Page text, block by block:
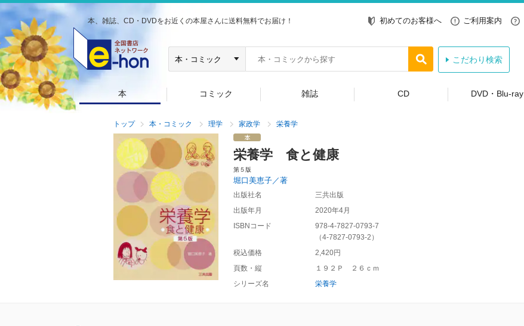
本、雑誌、CD・DVDをお近くの本屋さんに送料無料でお届け！ 初めてのお客様へ ご利用案内
こだわり検索
本 コミック 雑誌 CD DVD・Blu-ray
トップ 本・コミック 理学 家政学 栄養学
栄養学 食と健康
第５版
堀口美恵子／著
出版社名
三共出版
出版年月
2020年4月
ISBNコード
978-4-7827-0793-7
（4-7827-0793-2 ）
税込価格
2,420円
頁数・縦
１９２Ｐ ２６ｃｍ
シリーズ名
栄養学